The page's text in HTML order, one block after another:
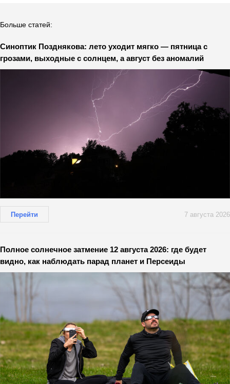
Больше статей:
Синоптик Позднякова: лето уходит мягко — пятница с
грозами, выходные с солнцем, а август без аномалий
Перейти 7 августа 2026
Полное солнечное затмение 12 августа 2026: где будет
видно, как наблюдать парад планет и Персеиды